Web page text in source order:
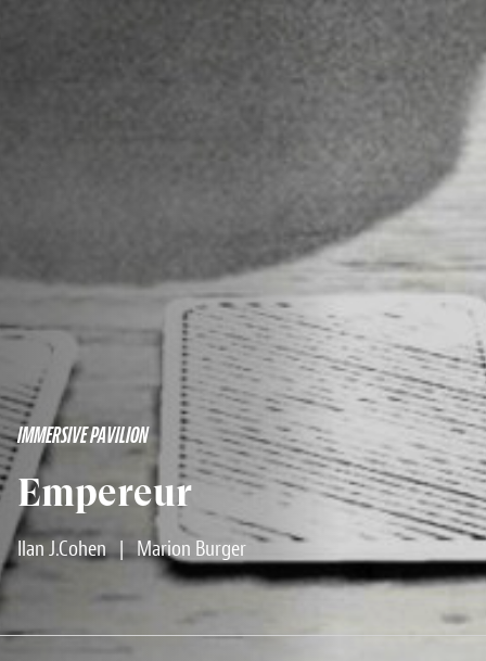
IMMERSIVE PAVILION
Empereur
Ilan J.Cohen | Marion Burger